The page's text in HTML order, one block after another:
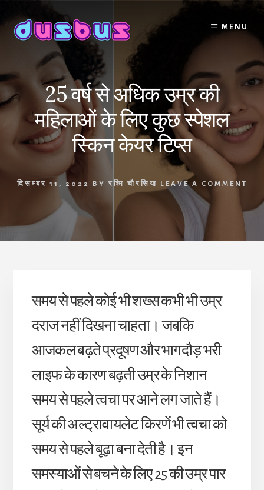
content
MENU
25 वर्ष से अधिक उम्र की
महिलाओं के लिए कुछ स्पेशल
स्किन केयर टिप्स
दिसम्बर 11, 2022 BY रश्मि चौरसिया LEAVE A COMMENT
समय से पहले कोई भी शख्स कभी भी उम्र
दराज नहीं दिखना चाहता। जबकि
आजकल बढ़ते प्रदूषण और भागदौड़ भरी
लाइफ के कारण बढ़ती उम्र के निशान
समय से पहले त्वचा पर आने लग जाते हैं।
सूर्य की अल्ट्रावायलेट किरणें भी त्वचा को
समय से पहले बूढ़ा बना देती है। इन
समस्याओं से बचने के लिए 25 की उम्र पार